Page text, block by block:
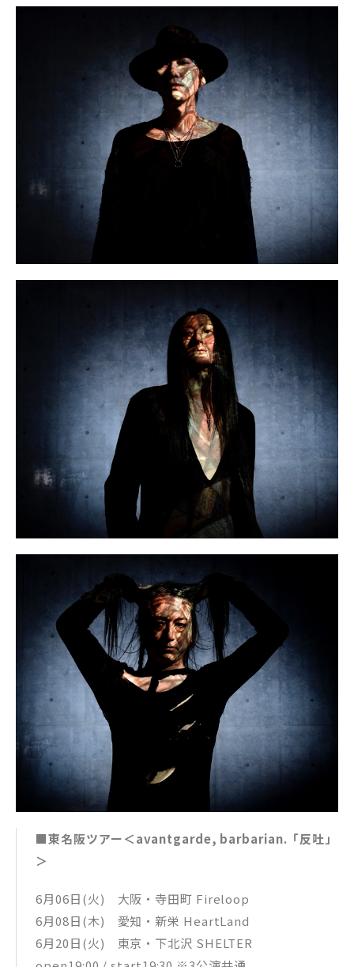
■東名阪ツアー＜avantgarde, barbarian.「反吐」
＞
6月06日(火) 大阪・寺田町 Fireloop
6月08日(木) 愛知・新栄 HeartLand
6月20日(火) 東京・下北沢 SHELTER